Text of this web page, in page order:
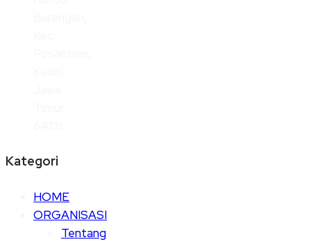
Kategori
HOME
ORGANISASI
Tentang